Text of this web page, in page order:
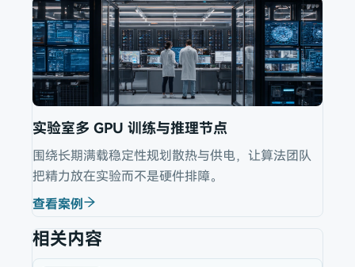
实验室多 GPU 训练与推理节点
围绕长期满载稳定性规划散热与供电，让算法团队
把精力放在实验而不是硬件排障。
查看案例
相关内容